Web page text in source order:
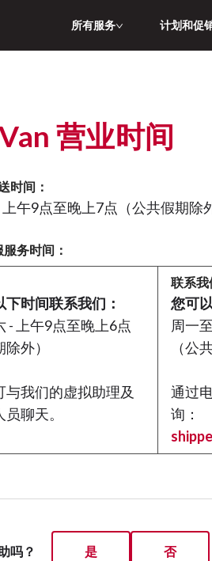
所有服务 计划和促
营业时间
时间：
午9点至晚上7点（公共假期除
务时间：
时间联系我们：
- 上午9点至晚上6点
除外）
与我们的虚拟助理及
聊天。
联系我
您可
周一
（公
通过
询：
吗？ 是 否